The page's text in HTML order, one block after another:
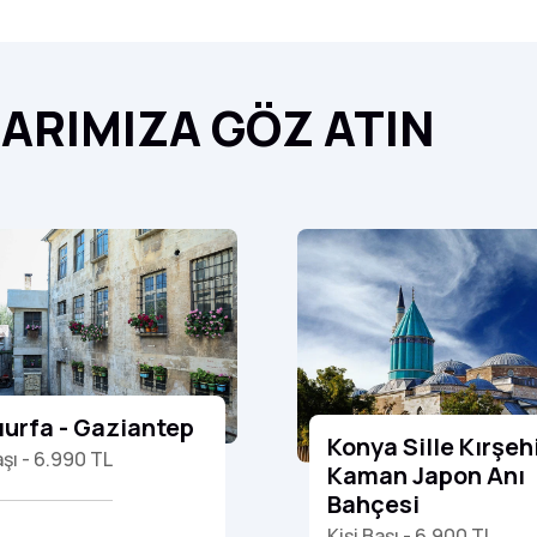
GÖZATIN
- Gaziantep
- 6.990 TL
Konya Sille
Kaman Japon Anı
Bahçesi